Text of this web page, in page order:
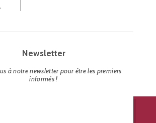
Newsletter
à notre newsletter pour être les premiers
informés !